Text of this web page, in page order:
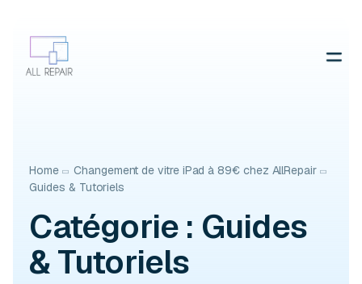
Home
Changement de vitre iPad à 89€ chez AllRepair
Guides & Tutoriels
Catégorie : Guides
& Tutoriels